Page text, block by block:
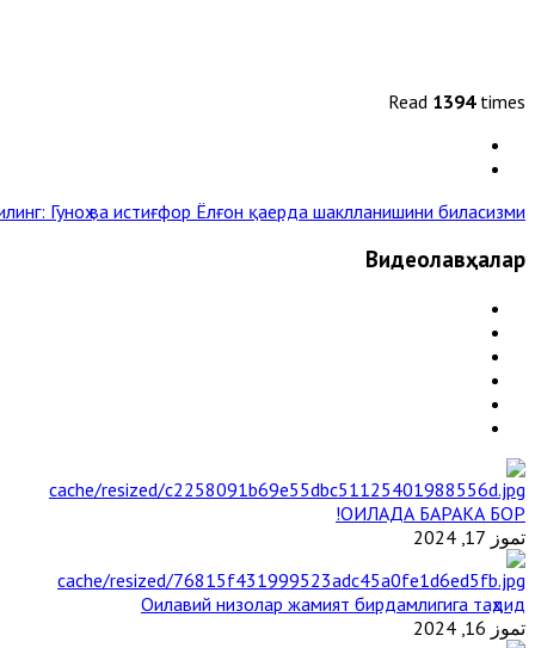
Read 1394times
Гуноҳ ва истиғфор Ёлғон қаерда шаклланишини биласизми? »
Видеолавҳалар
ОИЛАДА БАРАКА БОР!
تموز 17, 2024
Оилавий низолар жамият бирдамлигига таҳдид
تموز 16, 2024